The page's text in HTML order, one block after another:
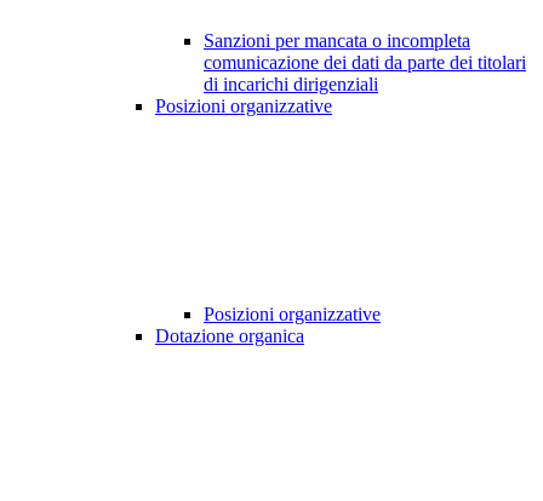
Sanzioni per mancata o incompleta
comunicazione dei dati da parte dei titolari
di incarichi dirigenziali
Posizioni organizzative
Posizioni organizzative
Dotazione organica